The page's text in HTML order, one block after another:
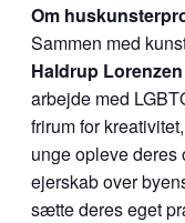
Om
Sammen med
Haldrup Lorenzen
arbejde med
frirum for
unge opleve deres
ejerskab over
sætte deres eget